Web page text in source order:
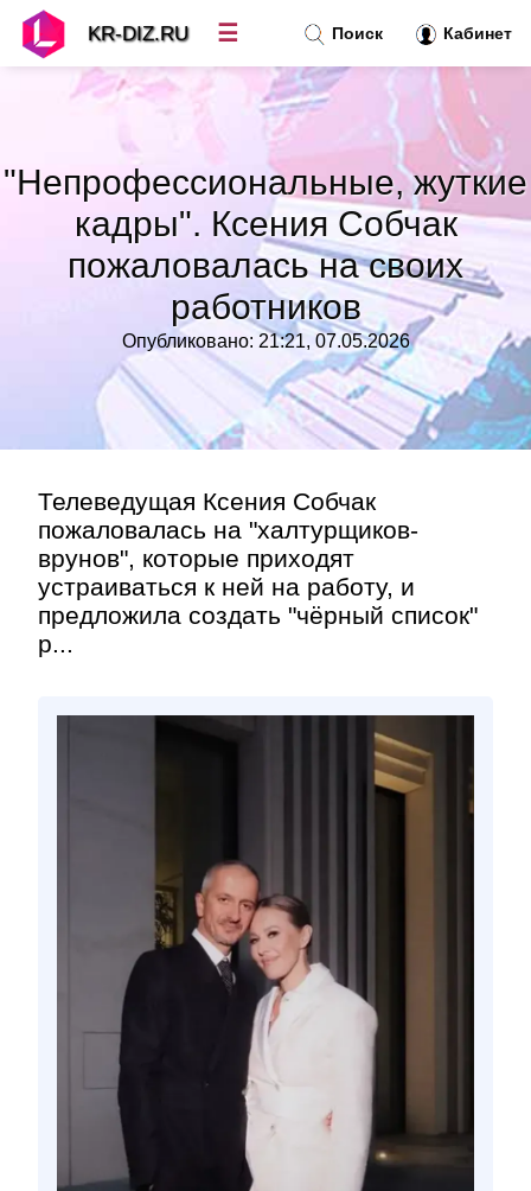
"Непрофессиональные, жуткие
кадры". Ксения Собчак
пожаловалась на своих
работников
Опубликовано: 21:21, 07.05.2026
Телеведущая Ксения Собчак
пожаловалась на "халтурщиков-
врунов", которые приходят
устраиваться к ней на работу, и
предложила создать "чёрный список"
р...
Поиск Кабинет
KR-DIZ.RU ☰
Топ новостей»
Рубрики»
»
Контакт